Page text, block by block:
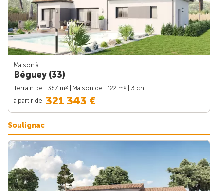
Maison à
Béguey (33)
Terrain de : 387 m2 | Maison de : 122 m2
| 3 ch.
à partir de 321 343 €
Soulignac